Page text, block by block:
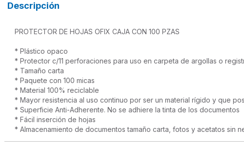
Descripción
PROTECTOR DE HOJAS OFIX CAJA CON 100 PZAS
* Plástico opaco
* Protector c/11 perforaciones para uso en carpeta de argollas o
* Tamaño carta
* Paquete con 100 micas
* Material 100% reciclable
* Mayor resistencia al uso continuo por ser un material rígido y que
* Superficie Anti-Adherente. No se adhiere la tinta de los documentos
* Fácil inserción de hojas
* Almacenamiento de documentos tamaño carta, fotos y acetatos